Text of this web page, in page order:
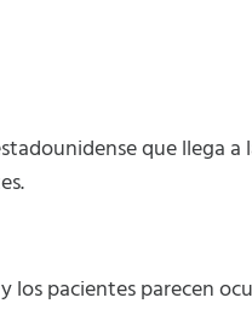
que llega
los pacientes parecen